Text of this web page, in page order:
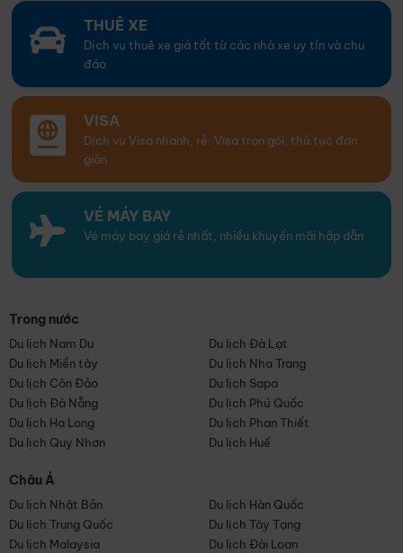
THUÊ XE
Dịch vụ thuê xe giá tốt từ các nhà xe uy tín và chu
đáo
VISA
Dịch vụ Visa nhanh, rẻ. Visa trọn gói, thủ tục đơn
giản
VÉ MÁY BAY
Vé máy bay giá rẻ nhất, nhiều khuyến mãi hấp dẫn
Trong nước
Du lịch Nam Du
Du lịch Đà Lạt
Du lịch Miền tây
Du lịch Nha Trang
Du lịch Côn Đảo
Du lịch Sapa
Du lịch Đà Nẵng
Du lịch Phú Quốc
Du lịch Hạ Long
Du lịch Phan Thiết
Du lịch Quy Nhơn
Du lịch Huế
Châu Á
Du lịch Nhật Bản
Du lịch Hàn Quốc
Du lịch Trung Quốc
Du lịch Tây Tạng
Du lịch Malaysia
Du lịch Đài Loan